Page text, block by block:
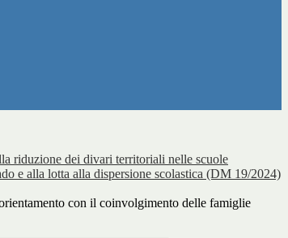
riduzione dei divari territoriali nelle scuole
e alla lotta alla dispersione scolastica (DM 19/2024)
con il coinvolgimento delle famiglie